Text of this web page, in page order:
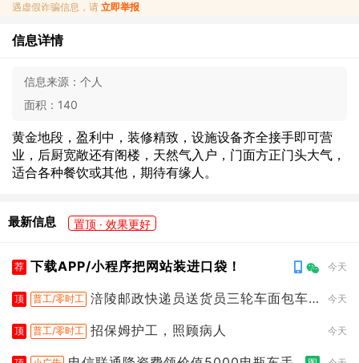
遇虚假诈骗信息，请 立即举报
信息详情
信息来源： 个人
面积： 140
黄金地段，盈利中，装修精致，设施设备齐全接手即可营
业，后厨宽敞还有阁楼，天然气入户，门面方正门头大气，
适合各种餐饮或其他，期待有缘人。
最新信息 置顶 · 效果更好
荐 下载APP/小程序把网站装进口袋！ 今天
顶 普工/零时工 涪陵邮政快递员送货员三轮车面包车
今天
顶 普工/零时工 招保姆护工，照顾病人 今天